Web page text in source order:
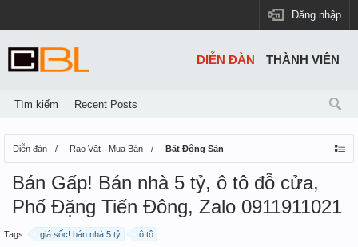
Đăng nhập
Diễn đàn Rao Vặt - Mua Bán Bất Động Sản
Bán Gấp! Bán nhà 5 tỷ, ô tô đỗ cửa,
Phố Đặng Tiến Đông, Zalo 0911911021
Tags: giá sốc! bán nhà 5 tỷ ô tô
DIỄN ĐÀN
Tìm kiếm Recent Posts
THÀNH VIÊN